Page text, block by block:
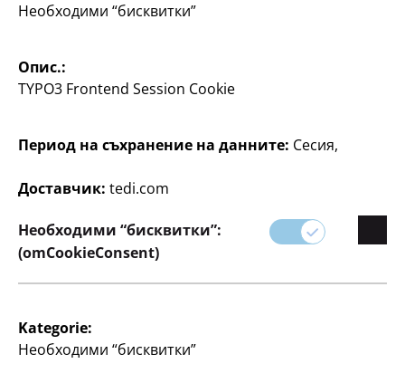
85 артикул
Валутен курс
1 EUR = 1.95583 BGN.
Необходими “бисквитки”
Опис.:
TYPO3 Frontend Session Cookie
Период на съхранение на данните: Сесия,
Доставчик: tedi.com
Необходими “бисквитки”:
(omCookieConsent)
Kategorie:
Необходими “бисквитки”